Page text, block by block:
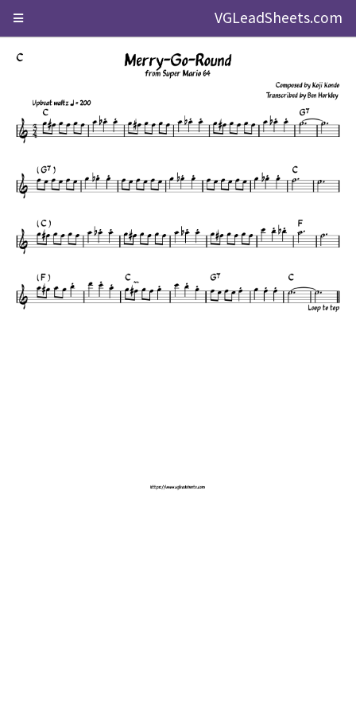
VGLeadSheets.com